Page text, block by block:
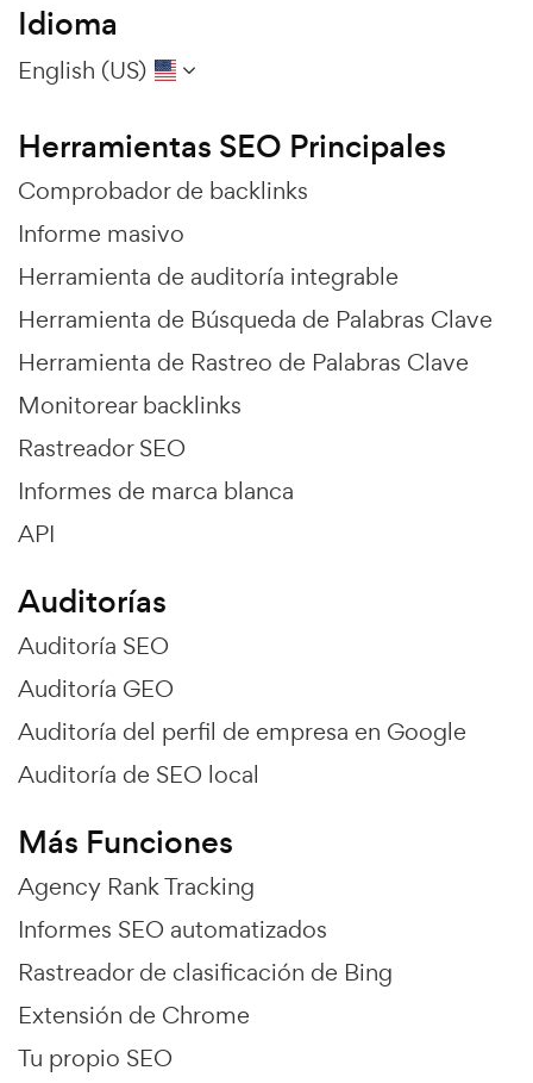
Idioma
English (US)
Herramientas SEO Principales
Comprobador de backlinks
Informe masivo
Herramienta de auditoría integrable
Herramienta de Búsqueda de Palabras Clave
Herramienta de Rastreo de Palabras Clave
Monitorear backlinks
Rastreador SEO
Informes de marca blanca
API
Auditorías
Auditoría SEO
Auditoría GEO
Auditoría del perfil de empresa en Google
Auditoría de SEO local
Más Funciones
Agency Rank Tracking
Informes SEO automatizados
Rastreador de clasificación de Bing
Extensión de Chrome
Tu propio SEO